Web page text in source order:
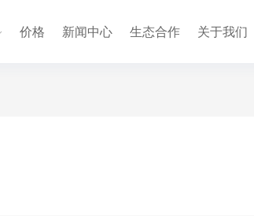
价格 新闻中心 生态合作 关于我们